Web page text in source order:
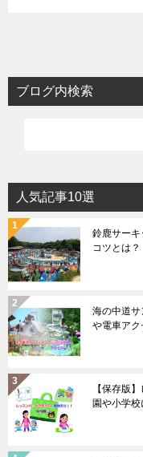
ブログ内検索
人気記事10選
鈴鹿サー
コツとは？
海の中道
や電車アク
【保存版
園や小学校